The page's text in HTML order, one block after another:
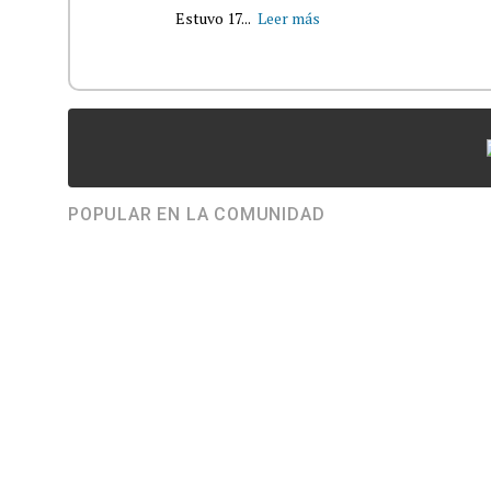
Estuvo 17... Leer más
POPULAR EN LA COMUNIDAD